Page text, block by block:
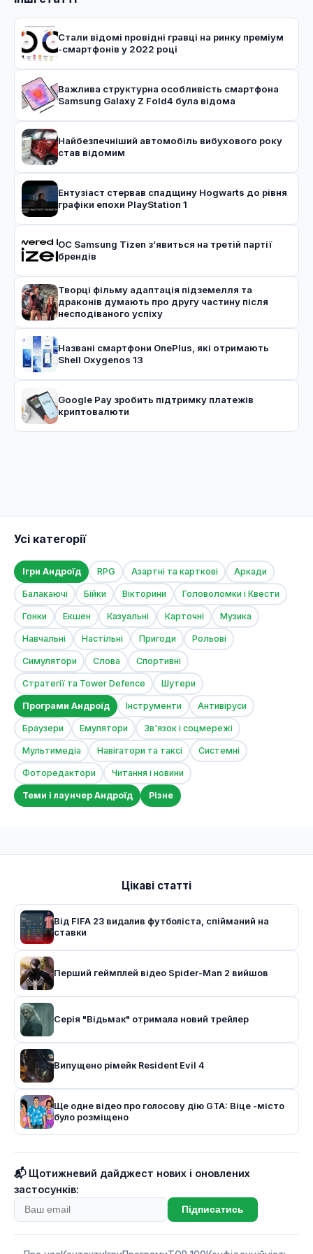
Стали відомі провідні гравці на ринку преміум
-смартфонів у 2022 році
Важлива структурна особливість смартфона
Samsung Galaxy Z Fold4 була відома
Найбезпечніший автомобіль вибухового року
став відомим
Ентузіаст стервав спадщину Hogwarts до рівня
графіки епохи PlayStation 1
ОС Samsung Tizen з’явиться на третій партії
брендів
Творці фільму адаптація підземелля та
драконів думають про другу частину після
несподіваного успіху
Названі смартфони OnePlus, які отримають
Shell Oxygenos 13
Google Pay зробить підтримку платежів
криптовалюти
Усі категорії
Ігри Андроїд RPG Азартні та карткові Аркади
Балакаючі Бійки Вікторини Головоломки і Квести
Гонки Екшен Казуальні Карточні Музика
Навчальні Настільні Пригоди Рольові
Симулятори Слова Спортивні
Стратегії та Tower Defence Шутери
Програми Андроїд Інструменти Антивіруси
Браузери Емулятори Зв'язок і соцмережі
Мультимедіа Навігатори та таксі Системні
Фоторедактори Читання і новини
Теми і лаунчер Андроїд Різне
Цікаві статті
Від FIFA 23 видалив футболіста, спійманий на
ставки
Перший геймплей відео Spider-Man 2 вийшов
Серія "Відьмак" отримала новий трейлер
Випущено рімейк Resident Evil 4
Ще одне відео про голосову дію GTA: Віце -місто
було розміщено
📬 Щотижневий дайджест нових і оновлених
застосунків:
Підписатись